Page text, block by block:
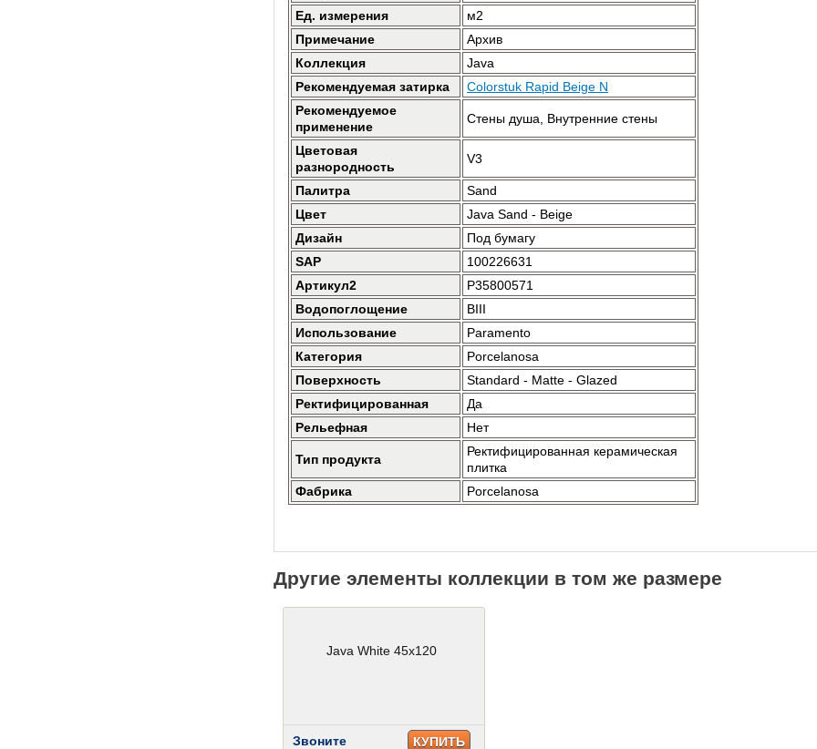
Ед. измерения
м2
Примечание
Архив
Коллекция
Java
Рекомендуемая затирка
Colorstuk Rapid Beige N
Рекомендуемое
применение
Стены душа, Внутренние стены
Цветовая
разнородность
V3
Палитра
Sand
Цвет
Java Sand - Beige
Дизайн
Под бумагу
SAP
100226631
Артикул2
P35800571
Водопоглощение
BIII
Использование
Paramento
Категория
Porcelanosa
Поверхность
Standard - Matte - Glazed
Ректифицированная
Да
Рельефная
Нет
Тип продукта
Ректифицированная керамическая
плитка
Фабрика
Porcelanosa
Другие элементы коллекции в том же размере
Java White 45x120
Звоните КУПИТЬ